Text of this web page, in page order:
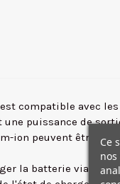
avec les
puissance de
peuvent être
la batterie via le
Ce